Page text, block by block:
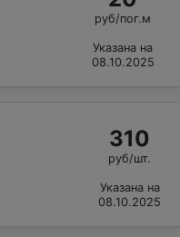
руб/пог.м
Указана на
08.10.2025
310
руб/шт.
Указана на
08.10.2025